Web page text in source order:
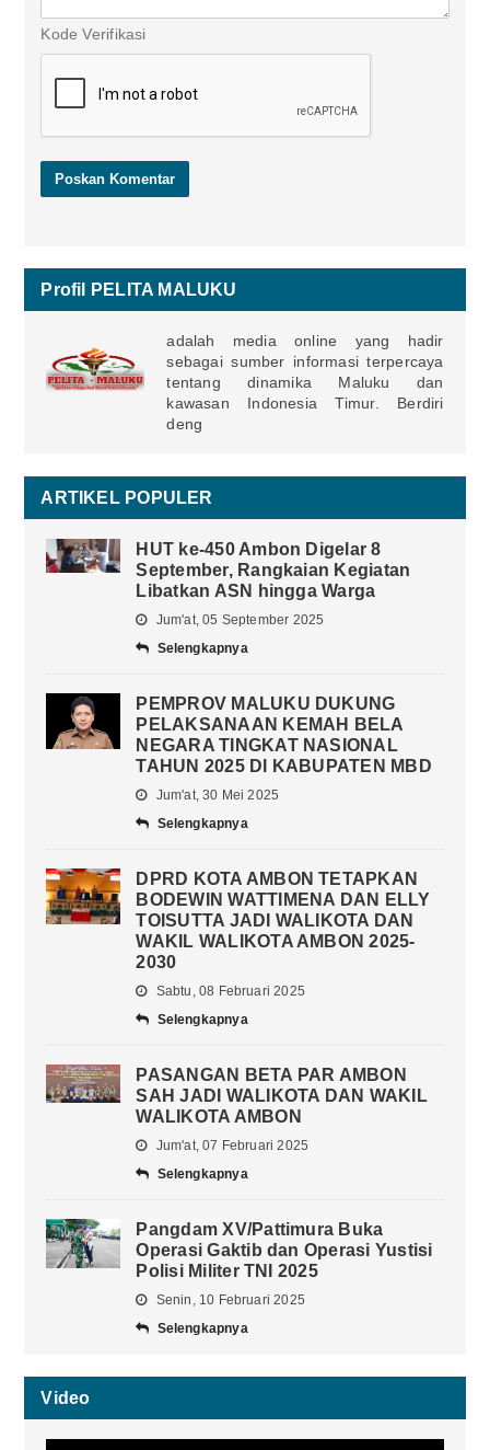
Kode Verifikasi
Profil PELITA MALUKU
adalah media online yang hadir
sebagai sumber informasi terpercaya
tentang dinamika Maluku dan
kawasan Indonesia Timur. Berdiri
deng
ARTIKEL POPULER
HUT ke-450 Ambon Digelar 8
September, Rangkaian Kegiatan
Libatkan ASN hingga Warga
Jum'at, 05 September 2025
Selengkapnya
PEMPROV MALUKU DUKUNG
PELAKSANAAN KEMAH BELA
NEGARA TINGKAT NASIONAL
TAHUN 2025 DI KABUPATEN MBD
Jum'at, 30 Mei 2025
Selengkapnya
DPRD KOTA AMBON TETAPKAN
BODEWIN WATTIMENA DAN ELLY
TOISUTTA JADI WALIKOTA DAN
WAKIL WALIKOTA AMBON 2025-
2030
Sabtu, 08 Februari 2025
Selengkapnya
PASANGAN BETA PAR AMBON
SAH JADI WALIKOTA DAN WAKIL
WALIKOTA AMBON
Jum'at, 07 Februari 2025
Selengkapnya
Pangdam XV/Pattimura Buka
Operasi Gaktib dan Operasi Yustisi
Polisi Militer TNI 2025
Senin, 10 Februari 2025
Selengkapnya
Video